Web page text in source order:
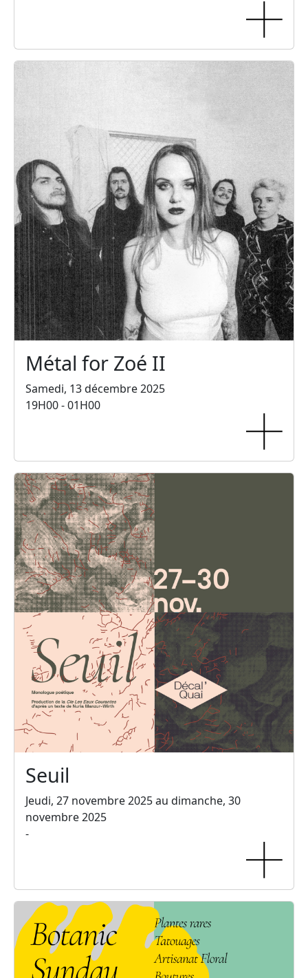
Métal for Zoé II
Samedi, 13 décembre 2025
19H00 - 01H00
Seuil
Jeudi, 27 novembre 2025 au dimanche, 30
novembre 2025
-